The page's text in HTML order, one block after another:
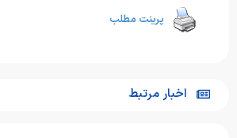
پرینت مطلب
اخبار مرتبط